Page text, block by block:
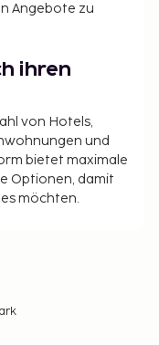
Angebote zu
ihren
von Hotels,
und
bietet maximale
Optionen, damit
möchten.